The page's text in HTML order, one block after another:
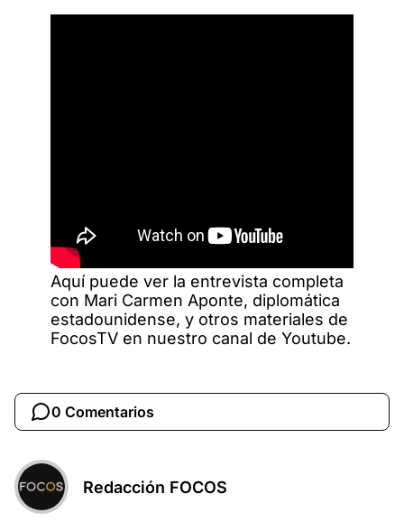
Aquí puede ver la entrevista completa
con Mari Carmen Aponte, diplomática
estadounidense, y otros materiales de
FocosTV en nuestro canal de Youtube.
0 Comentarios
Redacción FOCOS